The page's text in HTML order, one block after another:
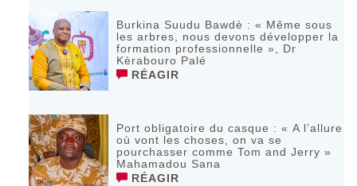
Burkina Suudu Bawdè : « Même sous
les arbres, nous devons développer la
formation professionnelle », Dr
Kèrabouro Palé
RÉAGIR
Port obligatoire du casque : « A l’allure
où vont les choses, on va se
pourchasser comme Tom and Jerry »
Mahamadou Sana
RÉAGIR